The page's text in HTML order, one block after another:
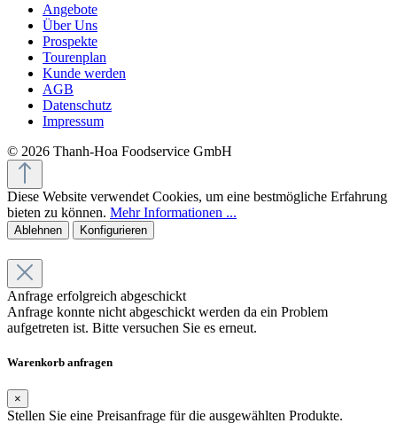
Angebote
Über Uns
Prospekte
Tourenplan
Kunde werden
AGB
Datenschutz
Impressum
© 2026 Thanh-Hoa Foodservice GmbH
Diese Website verwendet Cookies, um eine bestmögliche Erfahrung
bieten zu können. Mehr Informationen ...
Ablehnen Konfigurieren
Anfrage erfolgreich abgeschickt
Anfrage konnte nicht abgeschickt werden da ein Problem
aufgetreten ist. Bitte versuchen Sie es erneut.
Warenkorb anfragen
×
Stellen Sie eine Preisanfrage für die ausgewählten Produkte.